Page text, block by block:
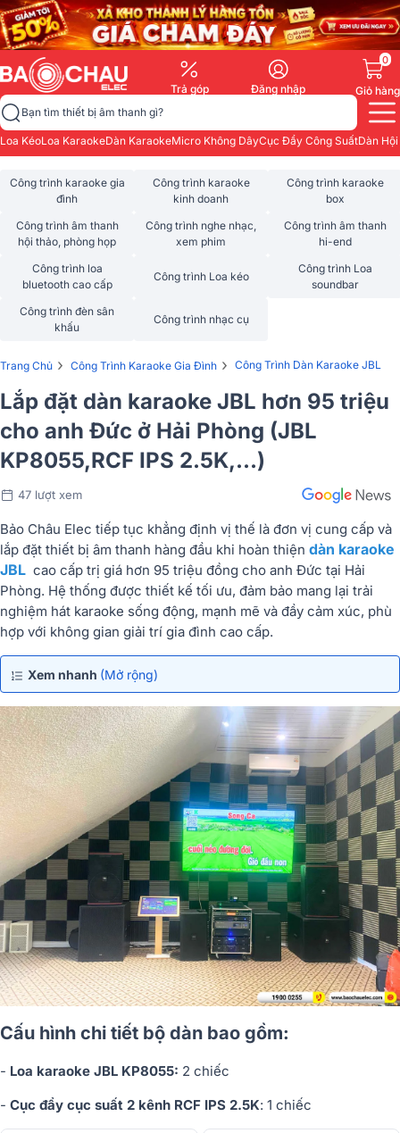
Trả góp Đăng nhập
0
Giỏ hàng
Bạn tìm thiết bị âm thanh gì?
Loa KéoLoa KaraokeDàn KaraokeMicro Không DâyCục Đẩy Công SuấtDàn
Công trình karaoke gia
đình
Công trình karaoke
kinh doanh
Công trình karaoke
box
Công trình âm thanh
hội thảo, phòng họp
Công trình nghe nhạc,
xem phim
Công trình âm thanh
hi-end
Công trình loa
bluetooth cao cấp
Công trình Loa kéo
Công trình Loa
soundbar
Công trình đèn sân
khấu
Công trình nhạc cụ
Trang Chủ › Công Trình Karaoke Gia Đình › Công Trình Dàn Karaoke JBL
Lắp đặt dàn karaoke JBL hơn 95 triệu
cho anh Đức ở Hải Phòng (JBL
KP8055,RCF IPS 2.5K,...)
47 lượt xem
Bảo Châu Elec tiếp tục khẳng định vị thế là đơn vị cung cấp và
lắp đặt thiết bị âm thanh hàng đầu khi hoàn thiện dàn karaoke
JBL cao cấp trị giá hơn 95 triệu đồng cho anh Đức tại Hải
Phòng. Hệ thống được thiết kế tối ưu, đảm bảo mang lại trải
nghiệm hát karaoke sống động, mạnh mẽ và đầy cảm xúc, phù
hợp với không gian giải trí gia đình cao cấp.
Xem nhanh (Mở rộng)
Cấu hình chi tiết bộ dàn bao gồm:
- Loa karaoke JBL KP8055: 2 chiếc
- Cục đẩy cục suất 2 kênh RCF IPS 2.5K: 1 chiếc